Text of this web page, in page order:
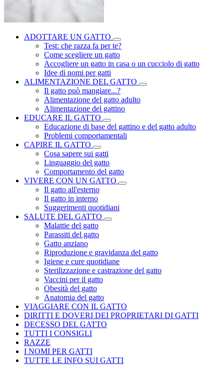
ADOTTARE UN GATTO
Test: che razza fa per te?
Come scegliere un gatto
Accogliere un gatto in casa o un cucciolo di gatto
Idee di nomi per gatti
ALIMENTAZIONE DEL GATTO
Il gatto può mangiare...?
Alimentazione del gatto adulto
Alimentazione del gattino
EDUCARE IL GATTO
Educazione di base del gattino e del gatto adulto
Problemi comportamentali
CAPIRE IL GATTO
Cosa sapere sui gatti
Linguaggio del gatto
Comportamento del gatto
VIVERE CON UN GATTO
Il gatto all'esterno
Il gatto in interno
Suggerimenti quotidiani
SALUTE DEL GATTO
Malattie del gatto
Parassiti del gatto
Gatto anziano
Riproduzione e gravidanza del gatto
Igiene e cure quotidiane
Sterilizzazione e castrazione del gatto
Vaccini per il gatto
Obesità del gatto
Anatomia del gatto
VIAGGIARE CON IL GATTO
DIRITTI E DOVERI DEI PROPRIETARI DI GATTI
DECESSO DEL GATTO
TUTTI I CONSIGLI
RAZZE
I NOMI PER GATTI
TUTTE LE INFO SUI GATTI